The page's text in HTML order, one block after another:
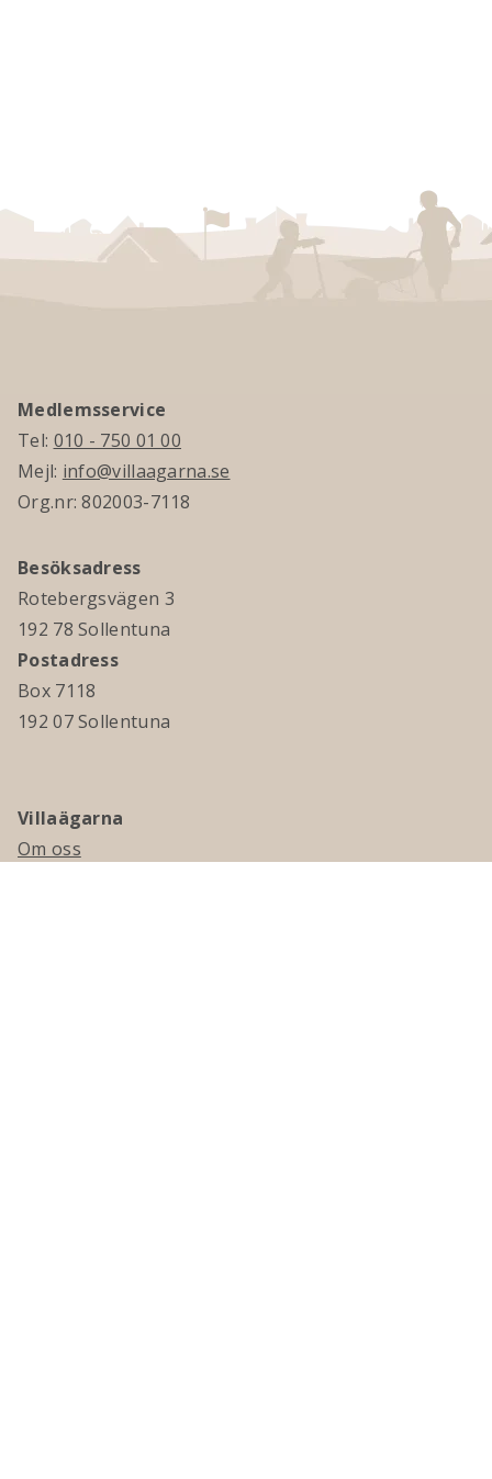
Medlemsservice
Tel: 010 - 750 01 00
Mejl: info@villaagarna.se
Org.nr: 802003-7118
Besöksadress
Rotebergsvägen 3
192 78 Sollentuna
Postadress
Box 7118
192 07 Sollentuna
Villaägarna
Om oss